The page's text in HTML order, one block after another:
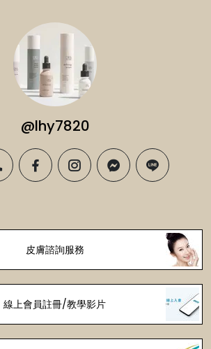
@lhy7820
facebookinstagrammessenger
line
皮膚諮詢服務
線上會員註冊/教學影片